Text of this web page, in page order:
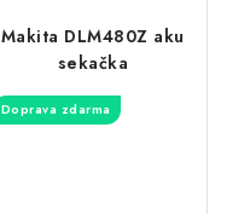
Makita DLM480Z aku
sekačka
Doprava zdarma